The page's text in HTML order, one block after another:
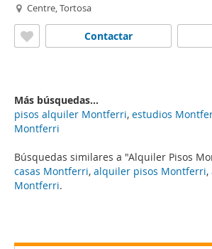
Búsquedas similares a "Alquiler Pisos
casas Montferri, alquiler pisos Montferri,
Montferri.
Centre, Tortosa
Contactar
Más búsquedas...
pisos alquiler Montferri, estudios
Montferri